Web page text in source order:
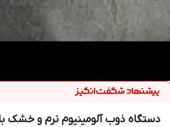
دستگاه ذوب آلومینیوم نرم و خشک با